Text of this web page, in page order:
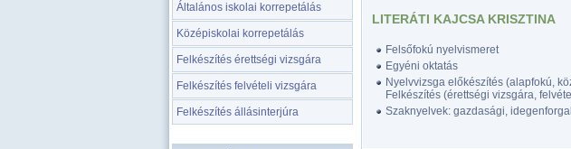
Általános iskolai korrepetálás
Középiskolai korrepetálás
Felkészítés érettségi vizsgára
Felkészítés felvételi vizsgára
Felkészítés állásinterjúra
LITERÁTI KAJCSA KRISZTINA
Felsőfokú nyelvismeret
Egyéni oktatás
Nyelvvizsga előkészítés (alapfokú,
Felkészítés (érettségi vizsgára,
Szaknyelvek: gazdasági,